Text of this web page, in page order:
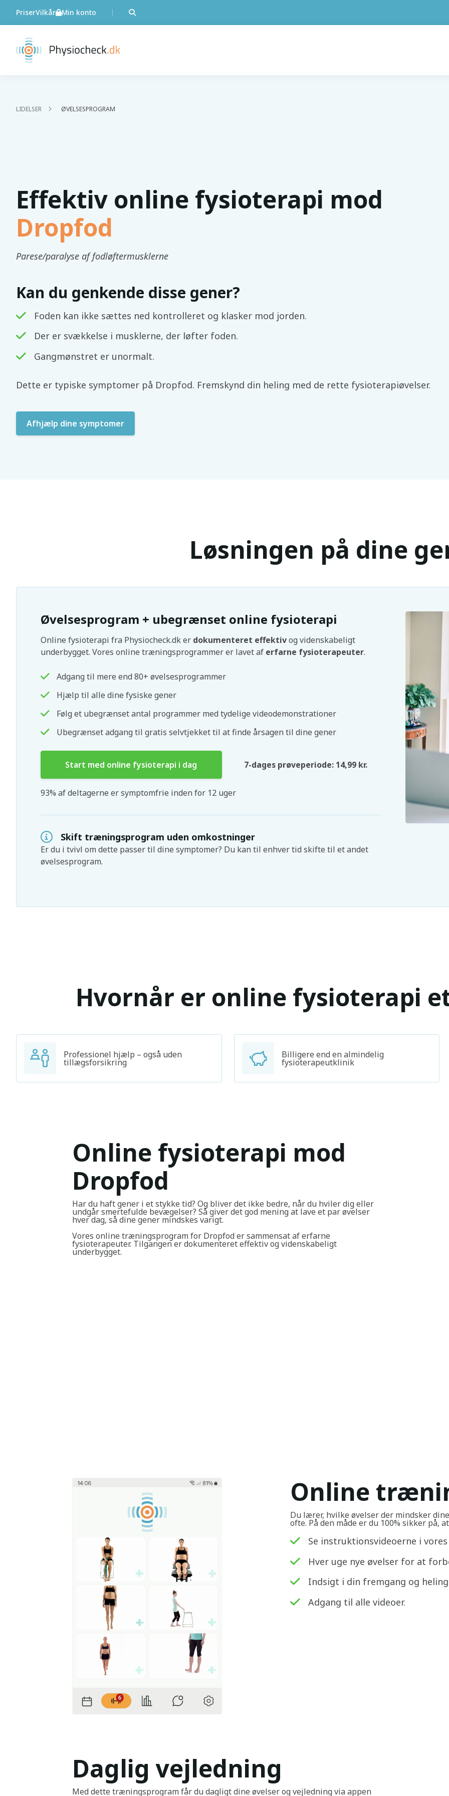
PriserVilkår Min konto
LIDELSER ØVELSESPROGRAM
Effektiv online fysioterapi mod
Dropfod
Parese/paralyse af fodløftermusklerne
Kan du genkende disse gener?
Foden kan ikke sættes ned kontrolleret og klasker mod jorden.
Der er svækkelse i musklerne, der løfter foden.
Gangmønstret er unormalt.
Dette er typiske symptomer på Dropfod. Fremskynd din heling med de rette fysioterapiøvelser.
Afhjælp dine symptomer
Løsningen på dine
Øvelsesprogram + ubegrænset online fysioterapi
Online fysioterapi fra Physiocheck.dk er dokumenteret effektivog videnskabeligt
underbygget. Vores online træningsprogrammer er lavet af erfarne fysioterapeuter.
Adgang til mere end 80+ øvelsesprogrammer
Hjælp til alle dine fysiske gener
Følg et ubegrænset antal programmer med tydelige videodemonstrationer
Ubegrænset adgang til gratis selvtjekket til at finde årsagen til dine gener
Start med online fysioterapi i dag 7-dages prøveperiode: 14,99 kr.
93% af deltagerne er symptomfrie inden for 12 uger
Skift træningsprogram uden omkostninger
Er du i tvivl om dette passer til dine symptomer? Du kan til enhver tid skifte til et andet
øvelsesprogram.
Hvornår er online fysioterapi
Professionel hjælp – også uden
tillægsforsikring
Billigere end en almindelig
fysioterapeutklinik
Online fysioterapi mod
Dropfod
Har du haft gener i et stykke tid? Og bliver det ikke bedre, når du hviler dig eller
undgår smertefulde bevægelser? Så giver det god mening at lave et par øvelser
hver dag, så dine gener mindskes varigt.
Vores online træningsprogram for Dropfod er sammensat af erfarne
fysioterapeuter. Tilgangen er dokumenteret effektiv og videnskabeligt
underbygget.
Online
Du lærer, hvilke øvelser der mindsker
ofte. På den måde er du 100% sikker på,
Se instruktionsvideoerne i
Hver uge nye øvelser for at
Indsigt i din fremgang og
Adgang til alle videoer.
Daglig vejledning
Med dette træningsprogram får du dagligt dine øvelser og vejledning via appen